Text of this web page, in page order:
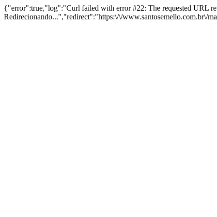
{"error":true,"log":"Curl failed with error #22: The requested URL
Redirecionando...","redirect":"https:\/\/www.santosemello.com.br\/